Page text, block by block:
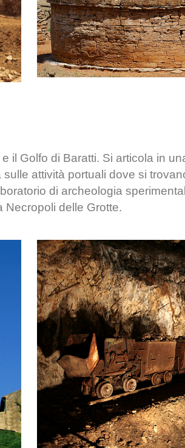
Golfo di Baratti. Si articola in
attività portuali dove si
di archeologia
Necropoli delle Grotte.